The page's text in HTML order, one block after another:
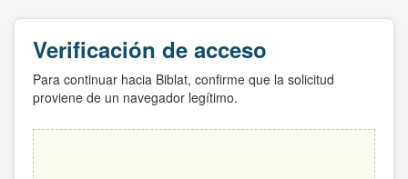
Verificación de acceso
Para continuar hacia Biblat, confirme que la solicitud
proviene de un navegador legítimo.